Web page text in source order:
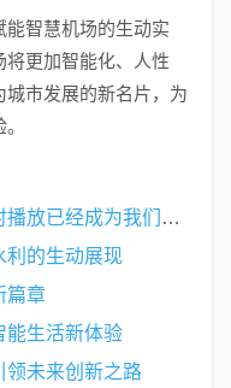
智慧机场的生动实
更加智能化、人性
市发展的新名片，为
随着互联网技术的飞速发展，实时播放已经成为我们日常生活中不可或缺的一部分。无论是观看直播赛事、新闻动态，还是在线教育、远程办公，实时播放都极大地丰富了我们的生活。本文将围绕实时播放这一主题，探讨其发展历程、应用场景以及未来趋势。
利的生动展现
篇章
能生活新体验
领未来创新之路